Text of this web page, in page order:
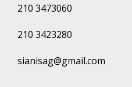
210 3473060
210 3423280
sianisag@gmail.com